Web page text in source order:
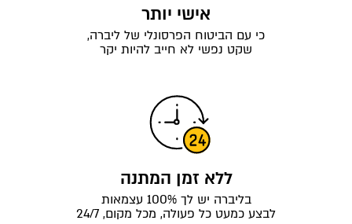
אישי יותר
כי עם הביטוח הפרסונלי של ליברה,
שקט נפשי לא חייב להיות יקר
ללא זמן המתנה
בליברה יש לך 100% עצמאות
לבצע כמעט כל פעולה, מכל מקום, 24/7